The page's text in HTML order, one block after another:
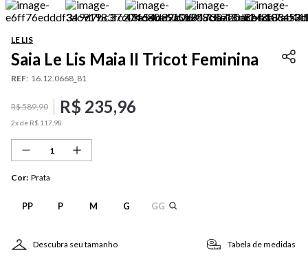
LE LIS
Saia Le Lis Maia II Tricot Feminina
REF: 16.12.0668_81
R$589,90 R$ 235,96
2x de R$ 117 98
Cor: Prata
PP P M G GG
Descubra seu tamanho Tabela de medidas